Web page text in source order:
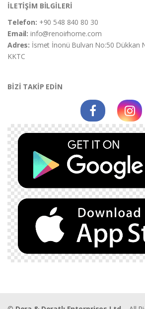
İLETİŞİM BİLGİLERİ
Telefon: +90 548 840 80 30
Email:info@renoirhome.com
Adres: İsmet İnonü Bulvarı No:50 Dükkan
KKTC
BİZİ TAKİP EDİN